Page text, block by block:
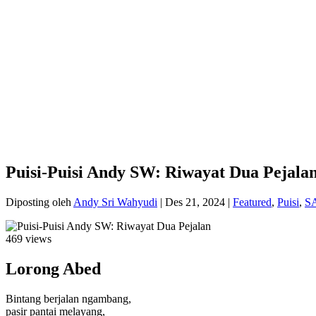
Puisi-Puisi Andy SW: Riwayat Dua
Diposting oleh Andy Sri Wahyudi | Des 21, 2024 | Featured, Puisi,
469 views
Lorong Abed
Bintang berjalan ngambang,
pasir pantai melayang,